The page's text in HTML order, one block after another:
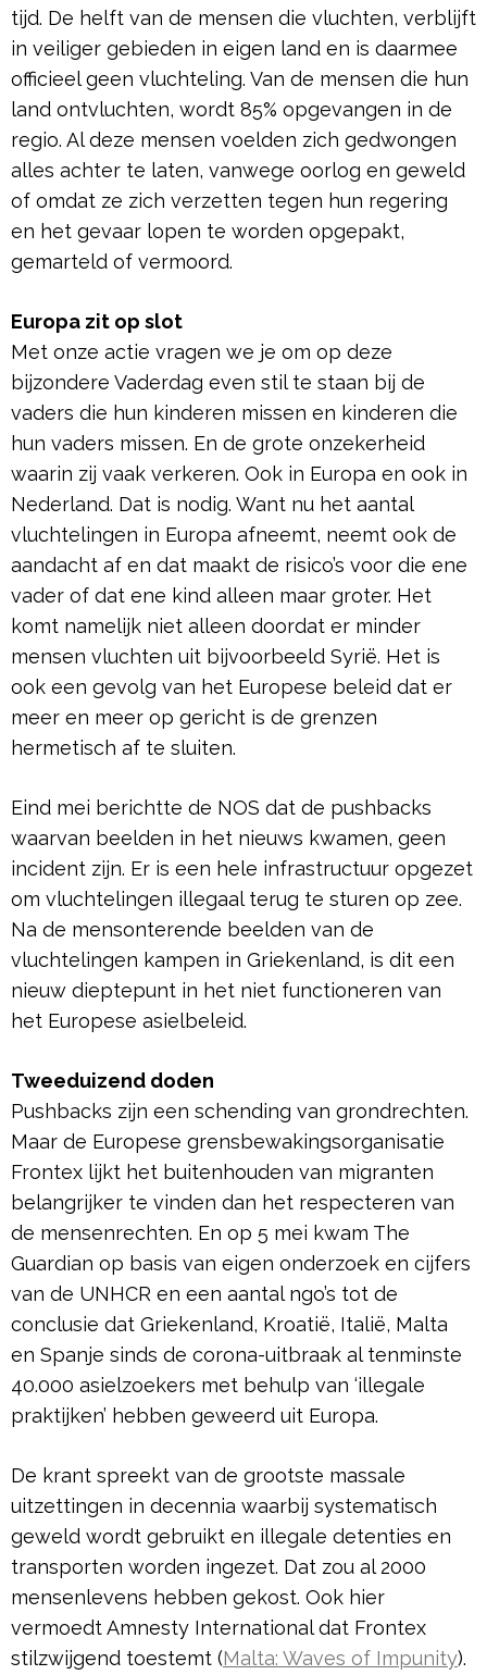
tijd. De helft van de mensen die vluchten, verblijft
in veiliger gebieden in eigen land en is daarmee
officieel geen vluchteling. Van de mensen die hun
land ontvluchten, wordt 85% opgevangen in de
regio. Al deze mensen voelden zich gedwongen
alles achter te laten, vanwege oorlog en geweld
of omdat ze zich verzetten tegen hun regering
en het gevaar lopen te worden opgepakt,
gemarteld of vermoord.
Europa zit op slot
Met onze actie vragen we je om op deze
bijzondere Vaderdag even stil te staan bij de
vaders die hun kinderen missen en kinderen die
hun vaders missen. En de grote onzekerheid
waarin zij vaak verkeren. Ook in Europa en ook in
Nederland. Dat is nodig. Want nu het aantal
vluchtelingen in Europa afneemt, neemt ook de
aandacht af en dat maakt de risico’s voor die ene
vader of dat ene kind alleen maar groter. Het
komt namelijk niet alleen doordat er minder
mensen vluchten uit bijvoorbeeld Syrië. Het is
ook een gevolg van het Europese beleid dat er
meer en meer op gericht is de grenzen
hermetisch af te sluiten.
Eind mei berichtte de NOS dat de pushbacks
waarvan beelden in het nieuws kwamen, geen
incident zijn. Er is een hele infrastructuur opgezet
om vluchtelingen illegaal terug te sturen op zee.
Na de mensonterende beelden van de
vluchtelingen kampen in Griekenland, is dit een
nieuw dieptepunt in het niet functioneren van
het Europese asielbeleid.
Tweeduizend doden
Pushbacks zijn een schending van grondrechten.
Maar de Europese grensbewakingsorganisatie
Frontex lijkt het buitenhouden van migranten
belangrijker te vinden dan het respecteren van
de mensenrechten. En op 5 mei kwam The
Guardian op basis van eigen onderzoek en cijfers
van de UNHCR en een aantal ngo’s tot de
conclusie dat Griekenland, Kroatië, Italië, Malta
en Spanje sinds de corona-uitbraak al tenminste
40.000 asielzoekers met behulp van ‘illegale
praktijken’ hebben geweerd uit Europa.
De krant spreekt van de grootste massale
uitzettingen in decennia waarbij systematisch
geweld wordt gebruikt en illegale detenties en
transporten worden ingezet. Dat zou al 2000
mensenlevens hebben gekost. Ook hier
vermoedt Amnesty International dat Frontex
stilzwijgend toestemt (Malta: Waves of Impunity).